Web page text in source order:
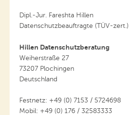
Dipl.-Jur. Fareshta Hillen
Datenschutzbeauftragte (TÜV-zert.)
Hillen Datenschutzberatung
Weiherstraße 27
73207 Plochingen
Deutschland
Festnetz: +49 (0) 7153 / 5724698
Mobil: +49 (0) 176 / 32583333